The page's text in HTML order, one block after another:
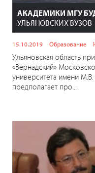
АКАДЕМИКИ МГУ
УЛЬЯНОВСКИХ ВУЗОВ
15.10.2019 Образование
Ульяновская область
«Вернадский»
университета имени
предполагает про...